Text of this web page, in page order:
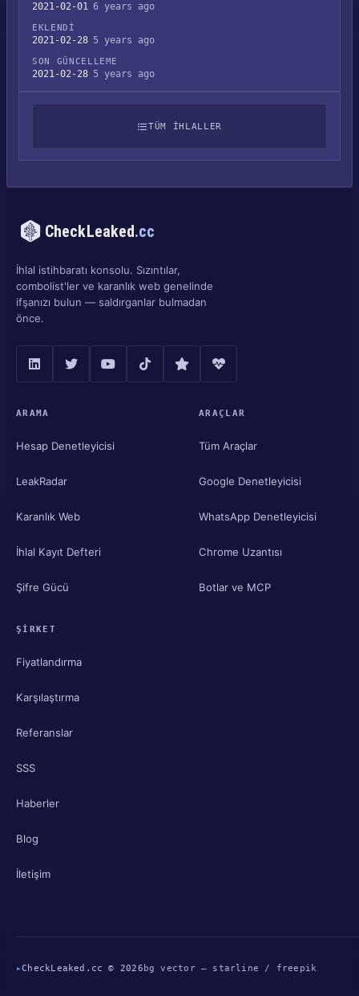
2021-02-01 6 years ago
EKLENDI
2021-02-28 5 years ago
SON GÜNCELLEME
2021-02-28 5 years ago
TÜM IHLALLER
CheckLeaked.cc
İhlal istihbaratı konsolu. Sızıntılar,
combolist'ler ve karanlık web genelinde
ifşanızı bulun — saldırganlar bulmadan
önce.
ARAMA
Hesap Denetleyicisi
LeakRadar
Karanlık Web
İhlal Kayıt Defteri
Şifre Gücü
ARAÇLAR
Tüm Araçlar
Google Denetleyicisi
WhatsApp Denetleyicisi
Chrome Uzantısı
Botlar ve MCP
ŞIRKET
Fiyatlandırma
Karşılaştırma
Referanslar
SSS
Haberler
Blog
İletişim
▸CheckLeaked.cc © 2026 bg vector — starline / freepik